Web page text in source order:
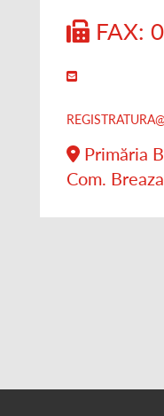
FAX:
Primăria
Com.